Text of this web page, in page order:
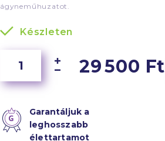
ágyneműhuzatot.
Készleten
29 500 Ft
Garantáljuk a
leghosszabb
élettartamot